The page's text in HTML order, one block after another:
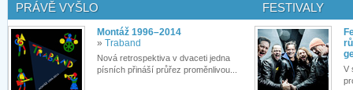
PRÁVĚ VYŠLO
Montáž 1996–2014
» Traband
Nová retrospektiva v dvaceti jedna
písních přináší průřez proměnlivou...
FESTIVALY
V